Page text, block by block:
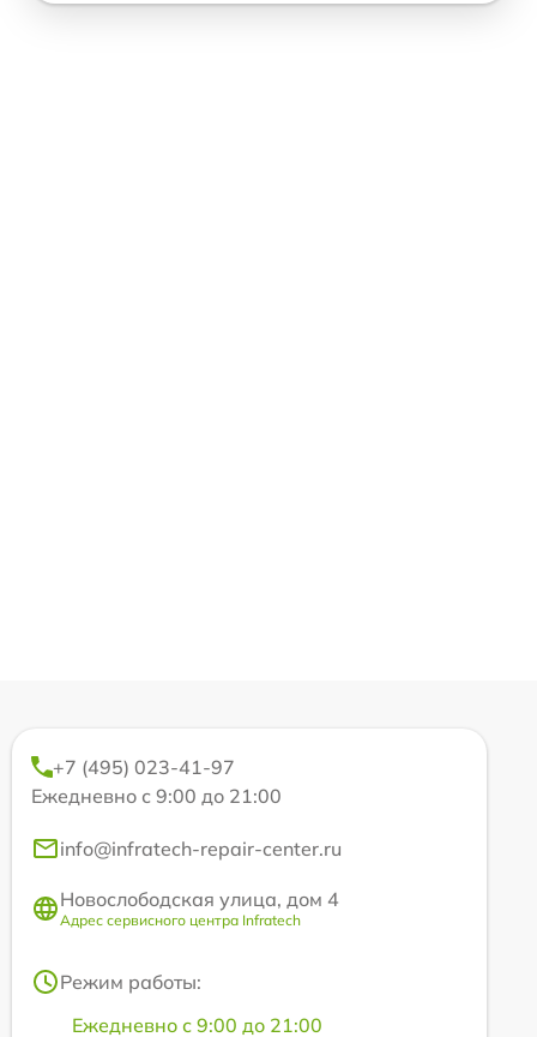
+7 (495) 023-41-97
Ежедневно с 9:00 до 21:00
info@infratech-repair-center.ru
Новослободская улица, дом 4
Адрес сервисного центра Infratech
Режим работы:
Ежедневно с 9:00 до 21:00